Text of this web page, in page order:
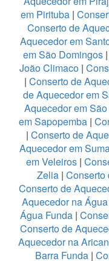
em Pirituba|
Conserto de
Aquecedor em
em São Domingos |
João Climaco|
| Conserto de
de Aquecedor em
Aquecedor em
em Sapopemba |
| Conserto de
Aquecedor em
em Veleiros|
Zelia | Conserto
Conserto de
Aquecedor na
Água Funda |
Conserto de
Aquecedor na
Barra Funda |